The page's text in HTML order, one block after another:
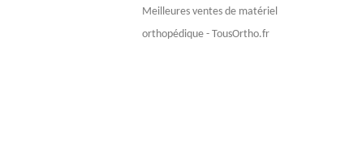
Meilleures ventes de matériel
orthopédique - TousOrtho.fr